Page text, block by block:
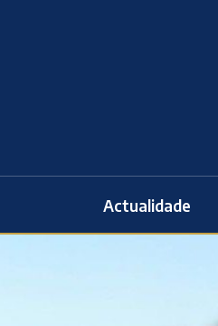
Actualidade